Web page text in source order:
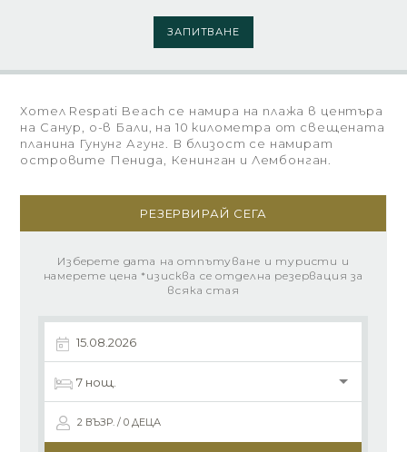
ЗАПИТВАНЕ
Хотел Respati Beach се намира на плажа в центъра
на Санур, о-в Бали, на 10 километра от свещената
планина Гунунг Агунг. В близост се намират
островите Пенида, Кенинган и Лембонган.
РЕЗЕРВИРАЙ СЕГА
Изберете дата на отпътуване и туристи и
намерете цена *изисква се отделна резервация за
всяка стая
2 ВЪЗР. / 0 ДЕЦА